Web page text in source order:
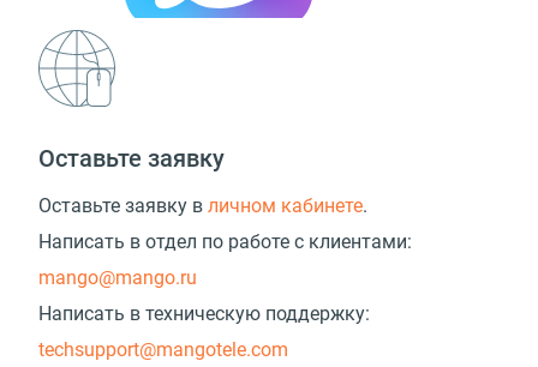
Оставьте заявку
Оставьте заявку в личном кабинете.
Написать в отдел по работе с клиентами:
mango@mango.ru
Написать в техническую поддержку:
techsupport@mangotele.com